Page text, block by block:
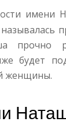
имени
прочно
будет
женщины.